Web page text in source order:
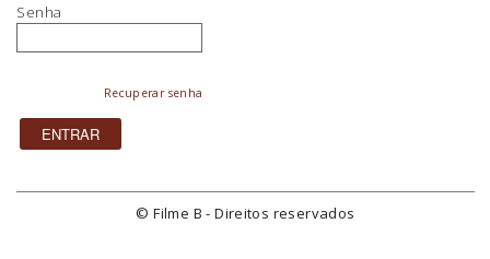
Senha
Recuperar senha
© Filme B - Direitos reservados